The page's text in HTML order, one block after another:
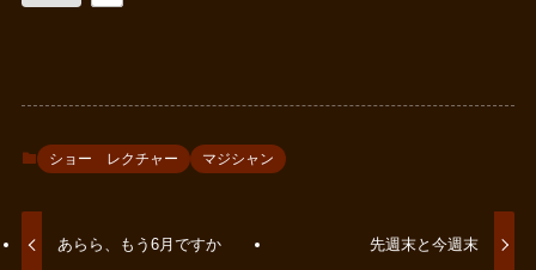
ショー レクチャー マジシャン
あらら、もう6月ですか 先週末と今週末